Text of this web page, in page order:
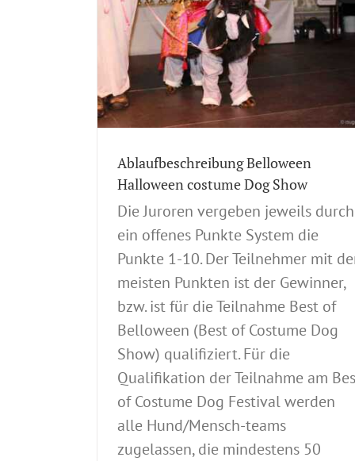
Ablaufbeschreibung Belloween
Halloween costume Dog Show
Die Juroren vergeben jeweils durch
ein offenes Punkte System die
Punkte 1-10. Der Teilnehmer mit
meisten Punkten ist der Gewinner,
bzw. ist für die Teilnahme Best of
Belloween (Best of Costume Dog
Show) qualifiziert. Für die
Qualifikation der Teilnahme am
of Costume Dog Festival werden
alle Hund/Mensch-teams
zugelassen, die mindestens 50
Ausstellungsverlauf
ACI Mitteilungen Allgemein Ausstellungen
Germany European CACIB Internationale
Nationale Ausstellungen
Rassehundeausstellungen
Tandem-
Ausstellunge